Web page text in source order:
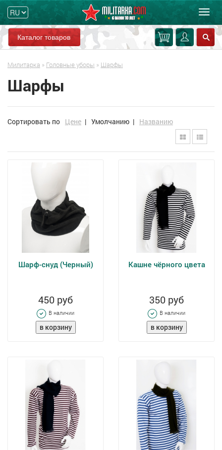
Каталог товаров
Милитарка » Головные уборы » Шарфы
Шарфы
Сортировать по Цене | Умолчанию | Названию
Шарф-снуд (Черный)
450 руб
В наличии
Кашне чёрного цвета
350 руб
В наличии